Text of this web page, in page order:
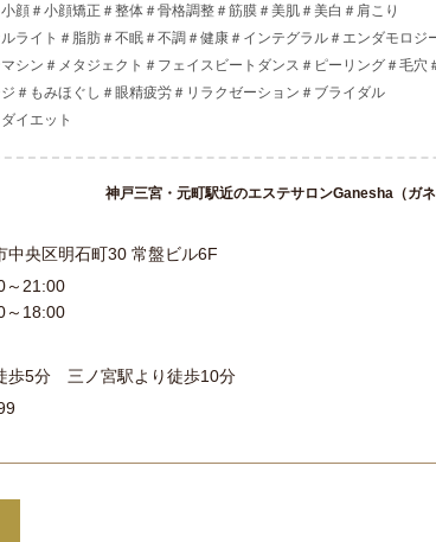
顔＃小顔矯正＃整体＃骨格調整＃筋膜＃美肌＃美白＃肩こり
ライト＃脂肪＃不眠＃不調＃健康＃インテグラル＃エンダモロジ
シン＃メタジェクト＃フェイスビートダンス＃ピーリング＃毛穴
＃もみほぐし＃眼精疲労＃リラクゼーション＃ブライダル
イエット
神戸三宮・元町駅近のエステサロンGanesha（ガネ
中央区明石町30 常盤ビル6F
～21:00
～18:00
歩5分 三ノ宮駅より徒歩10分